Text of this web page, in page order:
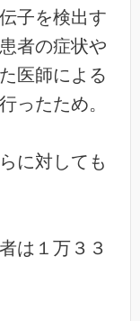
子を検出す
者の症状や
医師による
ったため。
に対しても
は１万３３